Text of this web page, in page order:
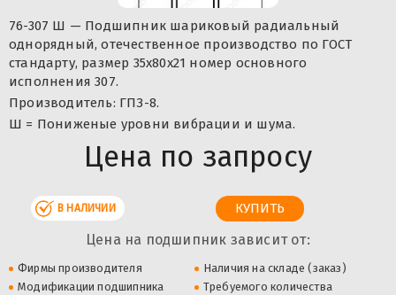
76-307 Ш — Подшипник шариковый радиальный
однорядный, отечественное производство по ГОСТ
стандарту, размер 35x80x21 номер основного
исполнения 307.
Производитель: ГПЗ-8.
Ш = Пониженые уровни вибрации и шума.
Цена по запросу
В НАЛИЧИИ
Цена на подшипник зависит от:
Фирмы производителя
Наличия на складе (заказ)
Модификации подшипника
Требуемого количества